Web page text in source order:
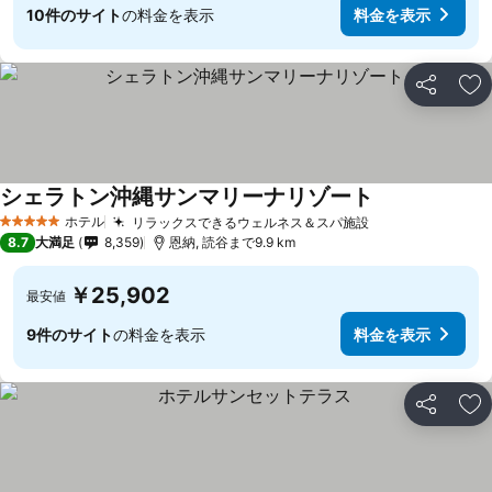
10件のサイトの料金を表示 料金を表示
シェア お
5 ホテルのランク
ホテル リラックスできるウェルネス＆スパ施設
シェラトン沖縄サンマリーナリゾート
8.7 大満足 8,359 恩納, 読谷まで9.9 km
最安値 ￥25,902
9件のサイトの料金を表示 料金を表示
シェア お